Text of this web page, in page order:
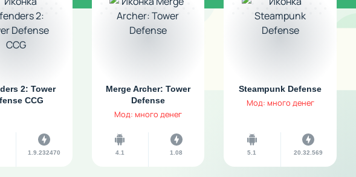
2: Tower
CCG
1.9.232470
Merge Archer: Tower
Defense
Мод: много денег
4.1 1.08
Steampunk Defense
Мод: много денег
5.1 20.32.569